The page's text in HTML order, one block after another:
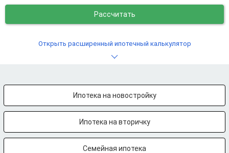
Рассчитать
Открыть расширенный ипотечный калькулятор
Ипотека на новостройку
Ипотека на вторичку
Семейная ипотека